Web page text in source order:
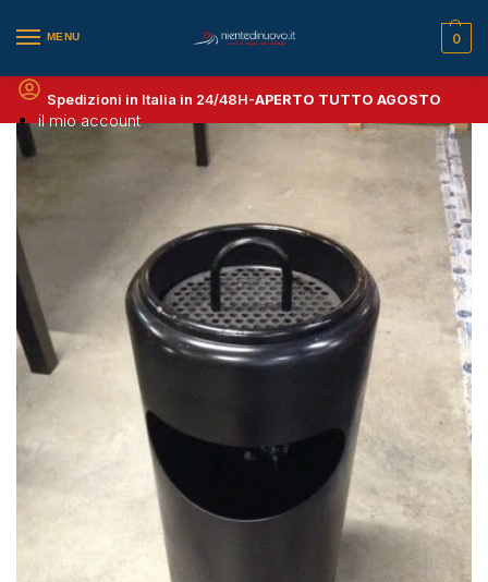
MENU
il mio account
0
Spedizioni in Italia in 24/48H-APERTO TUTTO AGOSTO